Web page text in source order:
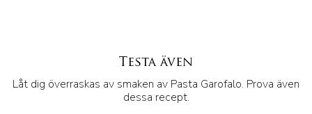
Testa även
Låt dig överraskas av smaken av Pasta Garofalo. Prova även
dessa recept.